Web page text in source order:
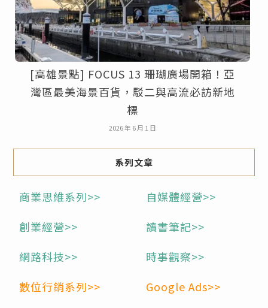
[高雄景點] FOCUS 13 珊瑚廣場開箱！亞
灣區最美海景百貨，駁二與高流必訪新地
標
2026 年 6 月 1 日
系列文章
商業思維系列>>
自媒體經營>>
創業經營>>
讀書筆記>>
網路科技>>
時事觀察>>
數位行銷系列>>
Google Ads>>